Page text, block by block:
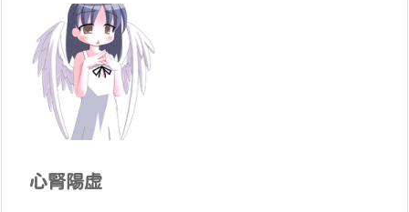
心腎陽虚